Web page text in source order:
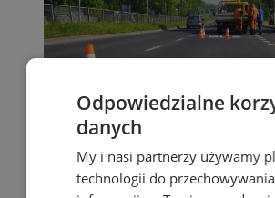
Odpowiedzialne
danych
My i nasi partnerzy używamy
technologii do